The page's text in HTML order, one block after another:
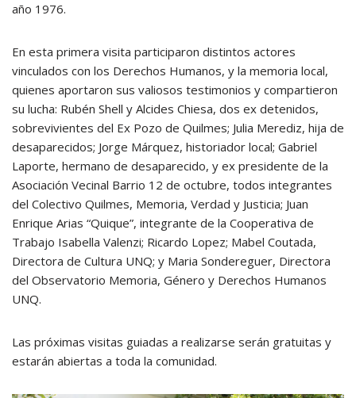
año 1976.
En esta primera visita participaron distintos actores
vinculados con los Derechos Humanos, y la memoria local,
quienes aportaron sus valiosos testimonios y compartieron
su lucha: Rubén Shell y Alcides Chiesa, dos ex detenidos,
sobrevivientes del Ex Pozo de Quilmes; Julia Merediz, hija de
desaparecidos; Jorge Márquez, historiador local; Gabriel
Laporte, hermano de desaparecido, y ex presidente de la
Asociación Vecinal Barrio 12 de octubre, todos integrantes
del Colectivo Quilmes, Memoria, Verdad y Justicia; Juan
Enrique Arias “Quique”, integrante de la Cooperativa de
Trabajo Isabella Valenzi; Ricardo Lopez; Mabel Coutada,
Directora de Cultura UNQ; y Maria Sondereguer, Directora
del Observatorio Memoria, Género y Derechos Humanos
UNQ.
Las próximas visitas guiadas a realizarse serán gratuitas y
estarán abiertas a toda la comunidad.